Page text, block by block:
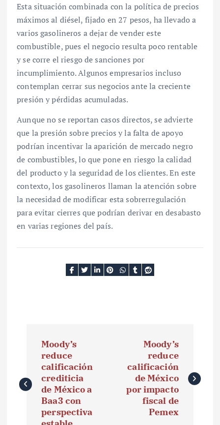
Esta situación combinada con la política de precios
máximos al diésel, fijado en 27 pesos, ha llevado a
varios gasolineros a dejar de vender este
combustible, pues el negocio resulta poco rentable
y se corre el riesgo de sanciones por
incumplimiento. Algunos empresarios incluso
contemplan cerrar sus negocios ante la creciente
presión y pérdidas acumuladas.
Aunque no se reportan casos directos, se advierte
que la presión sobre precios y la falta de apoyo
podrían incentivar la aparición de mercado negro
de combustibles, lo que pone en riesgo la calidad
del producto y la seguridad de los clientes. En este
contexto, los gasolineros llaman la atención sobre
la necesidad de modificar esta sobrerregulación
para evitar cierres que podrían derivar en desabasto
en varias regiones del país.
v
e
Moody’s
reduce
calificación
crediticia
de México a
Baa3 con
perspectiva
Moody’s
reduce
calificación
de México
por impacto
fiscal de
Pemex